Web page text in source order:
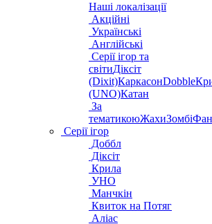
Наші локалізації
Акційні
Українські
Англійські
Серії ігор та
світиДіксіт
(Dixit)КаркасонDobble
(UNO)Катан
За
тематикоюЖахиЗомбі
Серії ігор
Доббл
Діксіт
Крила
УНО
Манчкін
Квиток на Потяг
Аліас